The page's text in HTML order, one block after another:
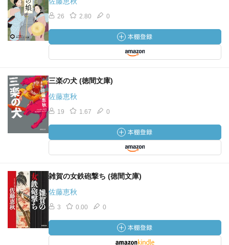
26 2.80 0
三楽の犬 (徳間文庫)
佐藤恵秋
19 1.67 0
雑賀の女鉄砲撃ち (徳間文庫)
佐藤恵秋
3 0.00 0